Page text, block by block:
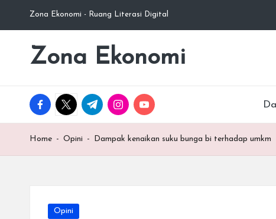
Skip
content
Zona Ekonomi - Ruang Literasi Digital
Zona Ekonomi
Ruang
facebook.com
twitter.com
t.me instagram.com
youtube.com
Home - Opini - Dampak kenaikan suku bunga bi terhadap umkm
Posted
Opini